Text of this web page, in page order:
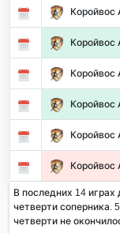
Коройвос
Коройвос
Коройвос
Коройвос
Коройвос
Коройвос
В последних 14
четверти соперника.
четверти не